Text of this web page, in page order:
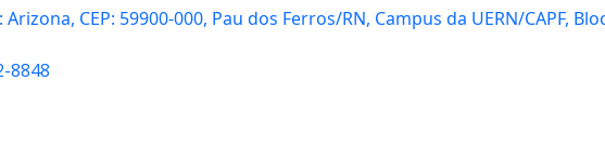
CEP: 59900-000, Pau dos Ferros/RN, Campus da UERN/CAPF,
8848